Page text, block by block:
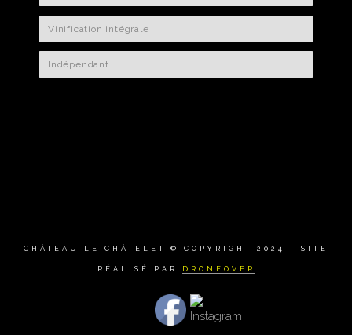
Vinification intégrale
Indépendant
CHÂTEAU LE CHÂTELET © COPYRIGHT 2024 - SITE
RÉALISÉ PAR DRONEOVER